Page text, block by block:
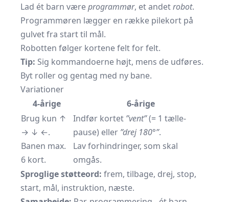
Lad ét barn væreprogrammør, et andetrobot.
Programmøren lægger en række pilekort på
gulvet fra start til mål.
Robotten følger kortene felt for felt.
Tip: Sig kommandoerne højt, mens de udføres.
Byt roller og gentag med ny bane.
Variationer
4-årige
6-årige
Brug kun ↑
→ ↓ ←.
Banen max.
6 kort.
Indfør kortet ”vent”(= 1 tælle-
pause) eller ”drej 180°”.
Lav forhindringer, som skal
omgås.
Sproglige støtteord: frem, tilbage, drej, stop,
start, mål, instruktion, næste.